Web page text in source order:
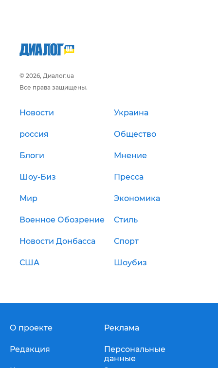
© 2026, Диалог.ua
Все права защищены.
Новости Украина
россия Общество
Блоги Мнение
Шоу-Биз Пресса
Мир Экономика
Военное Обозрение Стиль
Новости Донбасса Спорт
США Шоубиз
О проекте
Редакция
Реклама
Персональные
данные